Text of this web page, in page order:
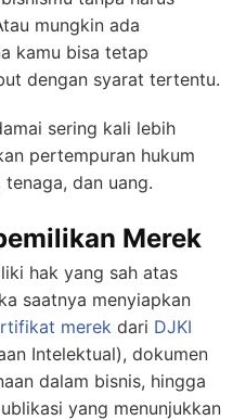
mungkin ada
kamu bisa tetap
dengan syarat tertentu.
sering kali lebih
pertempuran hukum
dan uang.
Merek
hak yang sah atas
saatnya menyiapkan
merek dari DJKI
Intelektual), dokumen
dalam bisnis, hingga
yang menunjukkan